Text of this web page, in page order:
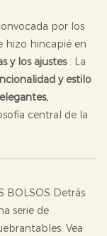
por los
hizo hincapié en
y los ajustes. La
y estilo
central de la
BOLSOS Detrás
serie de
Vea